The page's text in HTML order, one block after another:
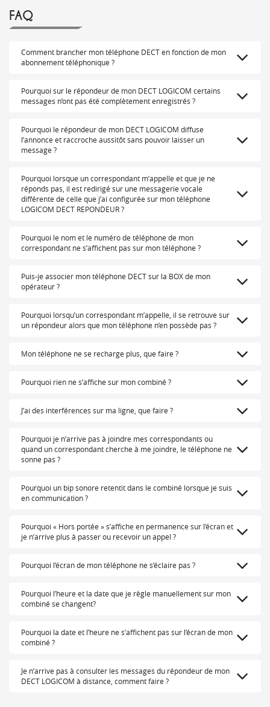
FAQ
Comment brancher mon téléphone DECT en fonction de mon
abonnement téléphonique ?
Pourquoi sur le répondeur de mon DECT LOGICOM certains
messages n’ont pas été complètement enregistrés ?
Pourquoi le répondeur de mon DECT LOGICOM diffuse
l’annonce et raccroche aussitôt sans pouvoir laisser un
message ?
Pourquoi lorsque un correspondant m’appelle et que je ne
réponds pas, il est redirigé sur une messagerie vocale
différente de celle que j’ai configurée sur mon téléphone
LOGICOM DECT REPONDEUR ?
Pourquoi le nom et le numéro de téléphone de mon
correspondant ne s’affichent pas sur mon téléphone ?
Puis-je associer mon téléphone DECT sur la BOX de mon
opérateur ?
Pourquoi lorsqu’un correspondant m’appelle, il se retrouve sur
un répondeur alors que mon téléphone n’en possède pas ?
Mon téléphone ne se recharge plus, que faire ?
Pourquoi rien ne s’affiche sur mon combiné ?
J’ai des interférences sur ma ligne, que faire ?
Pourquoi je n’arrive pas à joindre mes correspondants ou
quand un correspondant cherche à me joindre, le téléphone ne
sonne pas ?
Pourquoi un bip sonore retentit dans le combiné lorsque je suis
en communication ?
Pourquoi « Hors portée » s’affiche en permanence sur l’écran et
je n’arrive plus à passer ou recevoir un appel ?
Pourquoi l’écran de mon téléphone ne s’éclaire pas ?
Pourquoi l’heure et la date que je règle manuellement sur mon
combiné se changent?
Pourquoi la date et l’heure ne s’affichent pas sur l’écran de mon
combiné ?
Je n’arrive pas à consulter les messages du répondeur de mon
DECT LOGICOM à distance, comment faire ?